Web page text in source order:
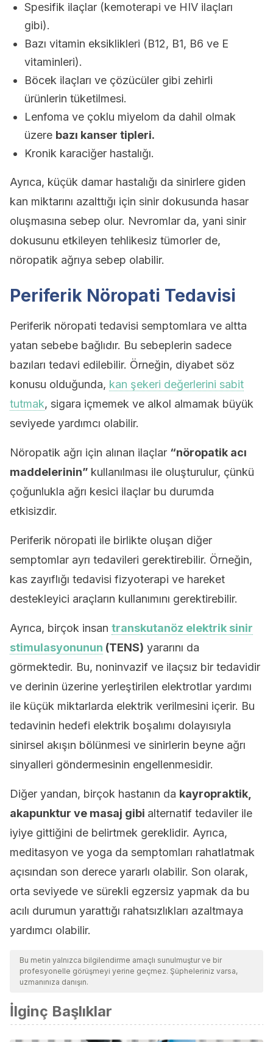
Spesifik ilaçlar (kemoterapi ve HIV ilaçları
gibi).
Bazı vitamin eksiklikleri (B12, B1, B6 ve E
vitaminleri).
Böcek ilaçları ve çözücüler gibi zehirli
ürünlerin tüketilmesi.
Lenfoma ve çoklu miyelom da dahil olmak
üzere bazı kanser tipleri.
Kronik karaciğer hastalığı.
Ayrıca, küçük damar hastalığı da sinirlere giden
kan miktarını azalttığı için sinir dokusunda hasar
oluşmasına sebep olur. Nevromlar da, yani sinir
dokusunu etkileyen tehlikesiz tümorler de,
nöropatik ağrıya sebep olabilir.
Periferik Nöropati Tedavisi
Periferik nöropati tedavisi semptomlara ve altta
yatan sebebe bağlıdır. Bu sebeplerin sadece
bazıları tedavi edilebilir. Örneğin, diyabet söz
konusu olduğunda, kan şekeri değerlerini sabit
tutmak, sigara içmemek ve alkol almamak büyük
seviyede yardımcı olabilir.
Nöropatik ağrı için alınan ilaçlar “nöropatik acı
maddelerinin” kullanılması ile oluşturulur, çünkü
çoğunlukla ağrı kesici ilaçlar bu durumda
etkisizdir.
Periferik nöropati ile birlikte oluşan diğer
semptomlar ayrı tedavileri gerektirebilir. Örneğin,
kas zayıflığı tedavisi fizyoterapi ve hareket
destekleyici araçların kullanımını gerektirebilir.
Ayrıca, birçok insan transkutanöz elektrik sinir
stimulasyonunun (TENS) yararını da
görmektedir. Bu, noninvazif ve ilaçsız bir tedavidir
ve derinin üzerine yerleştirilen elektrotlar yardımı
ile küçük miktarlarda elektrik verilmesini içerir. Bu
tedavinin hedefi elektrik boşalımı dolayısıyla
sinirsel akışın bölünmesi ve sinirlerin beyne ağrı
sinyalleri göndermesinin engellenmesidir.
Diğer yandan, birçok hastanın da kayropraktik,
akapunktur ve masaj gibi alternatif tedaviler ile
iyiye gittiğini de belirtmek gereklidir. Ayrıca,
meditasyon ve yoga da semptomları rahatlatmak
açısından son derece yararlı olabilir. Son olarak,
orta seviyede ve sürekli egzersiz yapmak da bu
acılı durumun yarattığı rahatsızlıkları azaltmaya
yardımcı olabilir.
Bu metin yalnızca bilgilendirme amaçlı sunulmuştur ve bir
profesyonelle görüşmeyi yerine geçmez. Şüpheleriniz varsa,
uzmanınıza danışın.
İlginç Başlıklar